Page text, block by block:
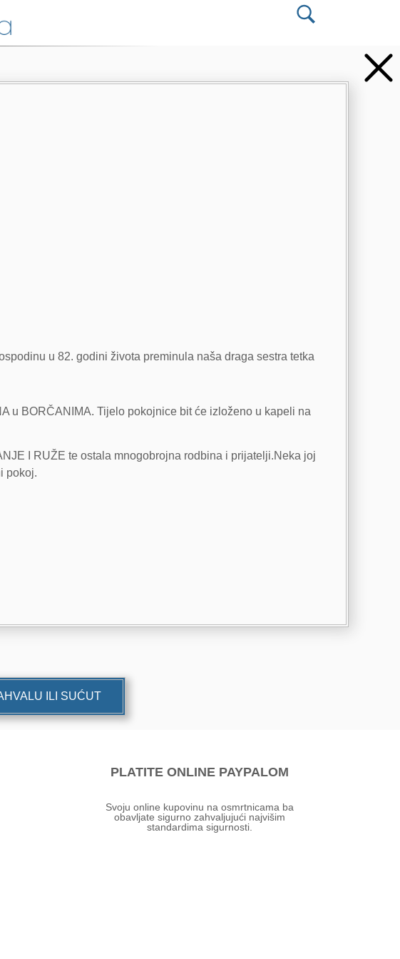
u 82. godini života preminula naša draga sestra tetka
u BORČANIMA. Tijelo pokojnice bit će izloženo u kapeli na
I RUŽE te ostala mnogobrojna rodbina i prijatelji.Neka joj
pokoj.
ILI SUĆUT
PLATITE ONLINE PAYPALOM
Svoju online kupovinu na osmrtnicama ba
obavljate sigurno zahvaljujući najvišim
standardima sigurnosti.